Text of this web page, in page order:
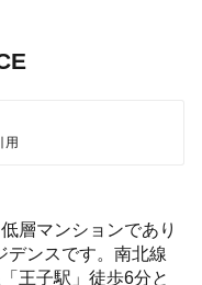
用
層マンションであり
デンスです。南北線
王子駅」徒歩6分と